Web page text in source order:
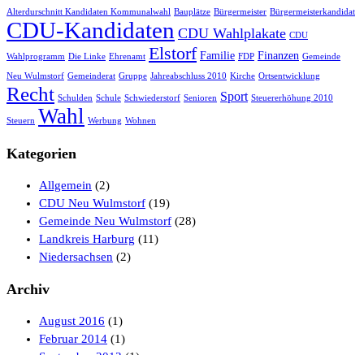
Alterdurschnitt Kandidaten Kommunalwahl Bauplätze Bürgermeister Bürgermeisterkandidat
CDU-Kandidaten CDU Wahlplakate CDU
Wahlprogramm Die Linke Ehrenamt Elstorf Familie FDP Finanzen Gemeinde
Neu Wulmstorf Gemeinderat Gruppe Jahreabschluss 2010 Kirche Ortsentwicklung
Recht Schulden Schule Schwiederstorf Senioren Sport Steuererhöhung 2010
Steuern Wahl Werbung Wohnen
Kategorien
Allgemein (2)
CDU Neu Wulmstorf (19)
Gemeinde Neu Wulmstorf (28)
Landkreis Harburg (11)
Niedersachsen (2)
Archiv
August 2016 (1)
Februar 2014 (1)